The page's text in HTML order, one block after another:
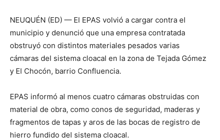
NEUQUÉN (ED) — El EPAS volvió a cargar contra el
municipio y denunció que una empresa contratada
obstruyó con distintos materiales pesados varias
cámaras del sistema cloacal en la zona de Tejada Gómez
y El Chocón, barrio Confluencia.
EPAS informó al menos cuatro cámaras obstruidas con
material de obra, como conos de seguridad, maderas y
fragmentos de tapas y aros de las bocas de registro de
hierro fundido del sistema cloacal.